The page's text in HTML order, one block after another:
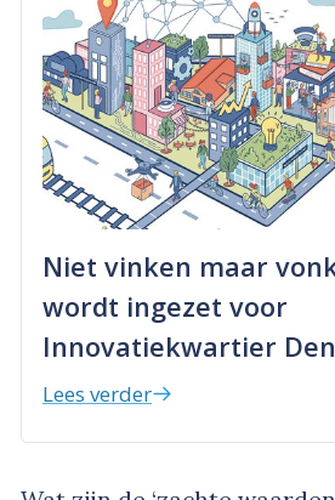
Niet vinken maar
wordt ingezet voor
Innovatiekwartier Den
Lees verder